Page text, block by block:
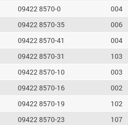
09422 8570-0 004
09422 8570-35 006
09422 8570-41 004
09422 8570-31 103
09422 8570-10 003
09422 8570-16 002
09422 8570-19 102
09422 8570-23 107